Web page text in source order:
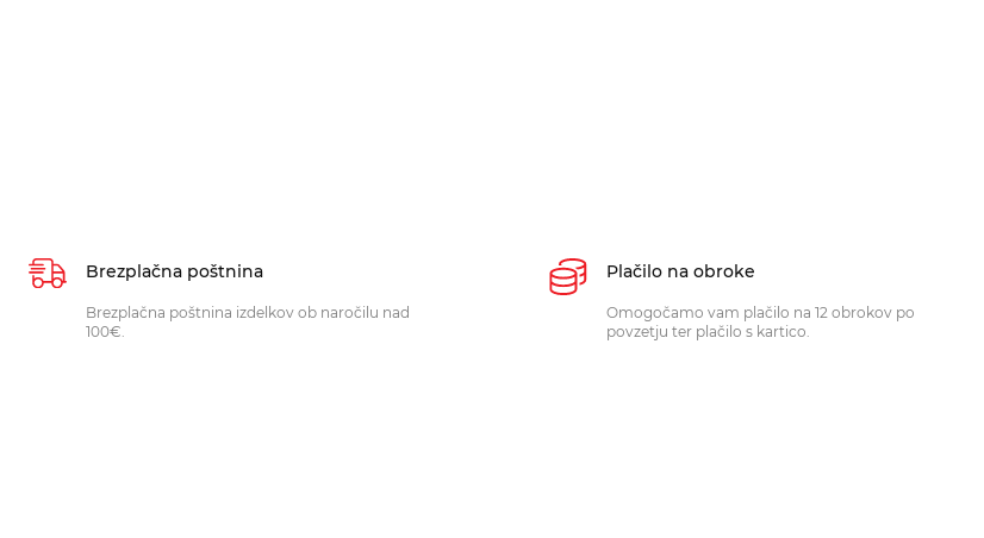
Brezplačna poštnina
Brezplačna poštnina izdelkov ob naročilu nad
100€.
Plačilo na obroke
Omogočamo vam plačilo na 12 obrokov po
povzetju ter plačilo s kartico.